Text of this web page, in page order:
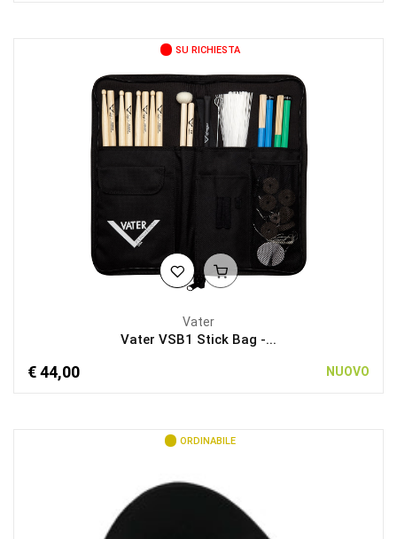
SU RICHIESTA
Vater
Vater VSB1 Stick Bag -...
€ 44,00 NUOVO
ORDINABILE